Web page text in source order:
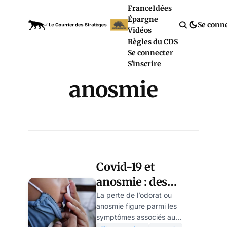
FranceIdées
Épargne
Vidéos
Règles du CDS
Se connecter
S'inscrire
Se
anosmie
Covid-19 et
anosmie : des
experts expliquent
les troubles
La perte de l’odorat ou
anosmie figure parmi les
symptômes associés au